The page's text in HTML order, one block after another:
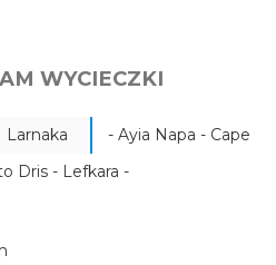
WYCIECZKI
Larnaka
- Ayia Napa - Cape
Dris - Lefkara -